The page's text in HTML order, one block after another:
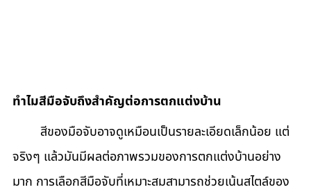
ทำไมสีมือจับถึงสำคัญต่อการตกแต่งบ้าน
จริงๆ แล้วมันมีผลต่อภาพรวมของการตกแต่งบ้านอย่าง
มาก การเลือกสีมือจับที่เหมาะสมสามารถช่วยเน้นสไตล์ของ